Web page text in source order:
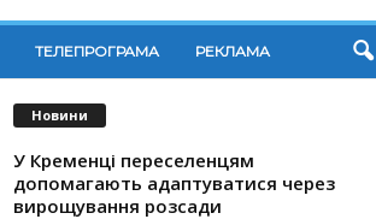
ТЕЛЕПРОГРАМА РЕКЛАМА
Новини
У Кременці переселенцям
допомагають адаптуватися через
вирощування розсади